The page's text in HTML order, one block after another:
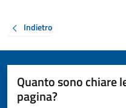
Indietro
Quanto sono chiare
pagina?